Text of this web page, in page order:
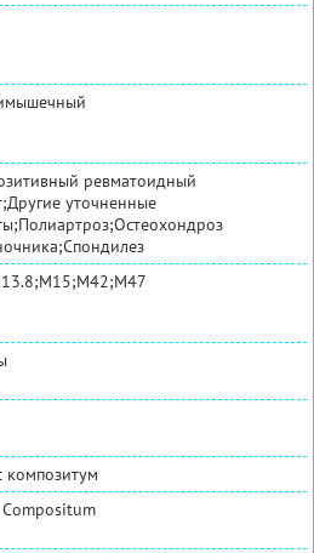
ревматоидный
уточненные
композитум
Compositum